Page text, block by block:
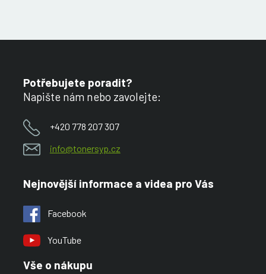
Potřebujete poradit?
Napište nám nebo zavolejte:
+420 778 207 307
info@tonersyp.cz
Nejnovější informace a videa pro Vás
Facebook
YouTube
Vše o nákupu